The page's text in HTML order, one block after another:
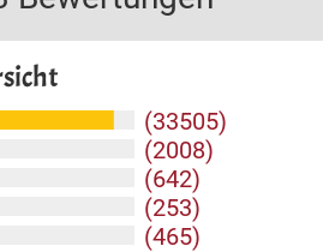
(33505)
(2008)
(642)
(253)
(465)